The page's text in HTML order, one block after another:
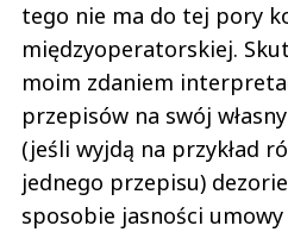
tego nie ma do tej pory
międzyoperatorskiej.
moim zdaniem
przepisów na swój
(jeśli wyjdą na przykład
jednego przepisu)
sposobie jasności umowy